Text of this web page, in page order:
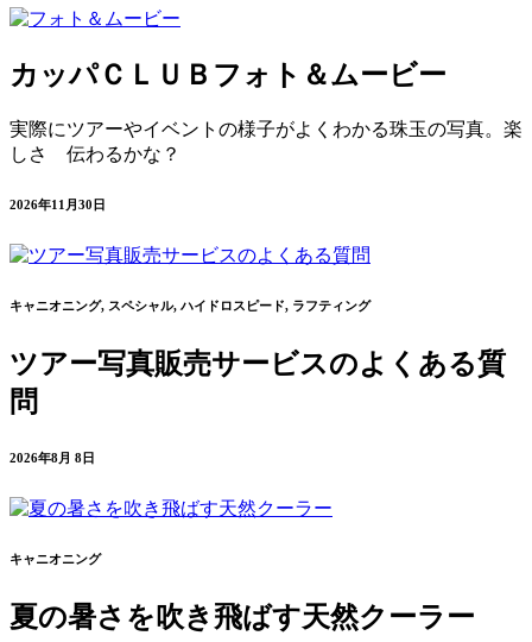
カッパＣＬＵＢフォト＆ムービー
実際にツアーやイベントの様子がよくわかる珠玉の写真。楽
しさ 伝わるかな？
2026年11月30日
キャニオニング, スペシャル, ハイドロスピード, ラフティング
ツアー写真販売サービスのよくある質
問
2026年8月 8日
キャニオニング
夏の暑さを吹き飛ばす天然クーラー